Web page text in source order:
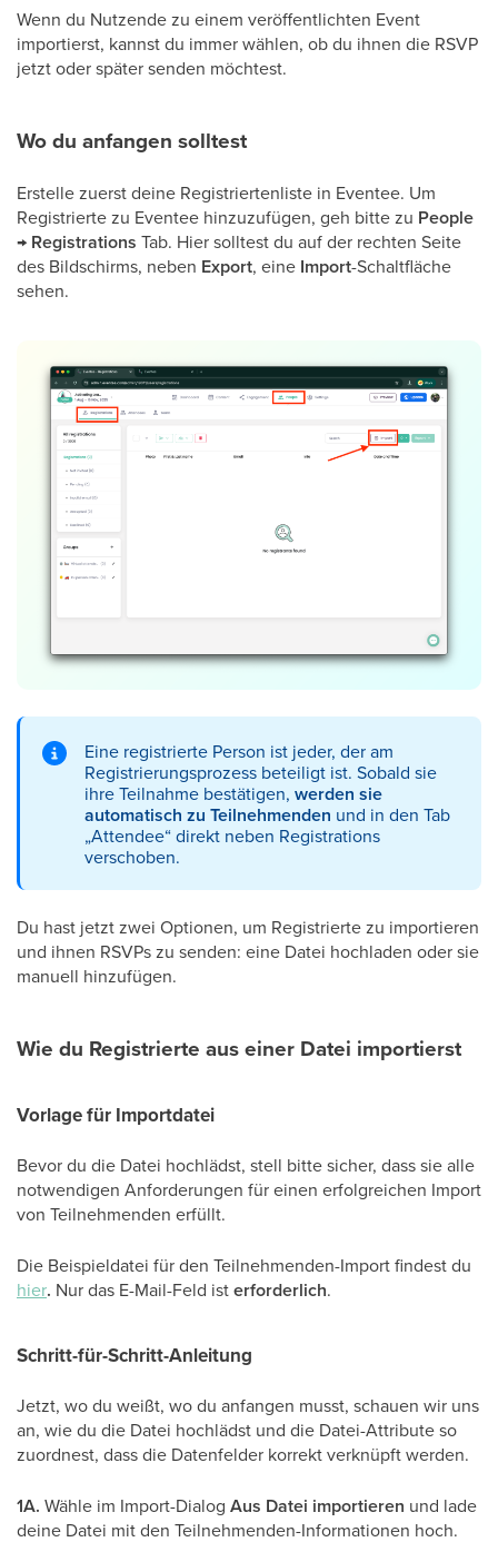
Wenn du Nutzende zu einem veröffentlichten Event
importierst, kannst du immer wählen, ob du ihnen die RSVP
jetzt oder später senden möchtest.
Wo du anfangen solltest
Erstelle zuerst deine Registriertenliste in Eventee. Um
Registrierte zu Eventee hinzuzufügen, geh bitte zu People
→ Registrations Tab. Hier solltest du auf der rechten Seite
des Bildschirms, neben Export, eine Import-Schaltfläche
sehen.
Eine registrierte Person ist jeder, der am
Registrierungsprozess beteiligt ist. Sobald sie
ihre Teilnahme bestätigen, werden sie
automatisch zu Teilnehmenden und in den Tab
„Attendee“ direkt neben Registrations
verschoben.
Du hast jetzt zwei Optionen, um Registrierte zu importieren
und ihnen RSVPs zu senden: eine Datei hochladen oder sie
manuell hinzufügen.
Wie du Registrierte aus einer Datei importierst
Vorlage für Importdatei
Bevor du die Datei hochlädst, stell bitte sicher, dass sie alle
notwendigen Anforderungen für einen erfolgreichen Import
von Teilnehmenden erfüllt.
Die Beispieldatei für den Teilnehmenden-Import findest du
hier. Nur das E-Mail-Feld isterforderlich.
Schritt-für-Schritt-Anleitung
Jetzt, wo du weißt, wo du anfangen musst, schauen wir uns
an, wie du die Datei hochlädst und die Datei-Attribute so
zuordnest, dass die Datenfelder korrekt verknüpft werden.
1A. Wähle im Import-Dialog Aus Datei importieren und lade
deine Datei mit den Teilnehmenden-Informationen hoch.